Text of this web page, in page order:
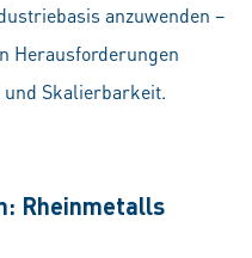
anzuwenden –
Herausforderungen
Skalierbarkeit.
Rheinmetalls